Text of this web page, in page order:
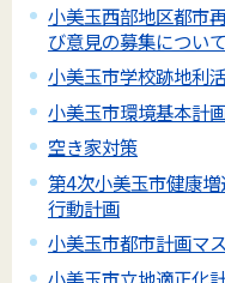
小美玉西部地区都市
び意見の募集について
小美玉市学校跡地利
小美玉市環境基本計
空き家対策
第4次小美玉市健康
行動計画
小美玉市都市計画マ